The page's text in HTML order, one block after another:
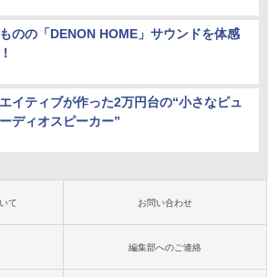
のの「DENON HOME」サウンドを体感
イティブが作った2万円台の“小さなピュ
ディオスピーカー”
て お問い合わせ
編集部へのご連絡